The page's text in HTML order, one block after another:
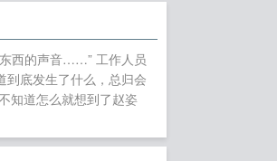
东西的声音……” 工作人员
底发生了什么，总归会
知道怎么就想到了赵姿